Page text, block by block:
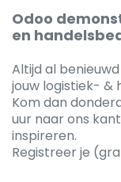
Odoo
en
Altijd al
jouw logistiek- &
Kom dan
uur naar ons
inspireren.
Registreer je